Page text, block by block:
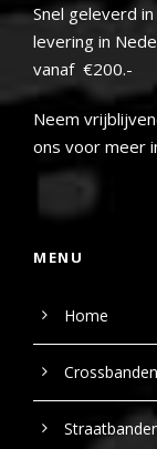
Snel
levering in
vanaf €200.-
Neem
ons voor meer
MENU
Home
Crossbanden